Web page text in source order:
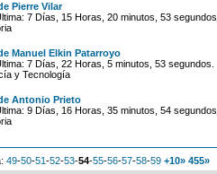
Pierre Vilar
7 Días, 15 Horas, 20 minutos, 53 segundos.
Manuel Elkin Patarroyo
7 Días, 22 Horas, 5 minutos, 53 segundos.
y Tecnología
Antonio Prieto
9 Días, 16 Horas, 35 minutos, 54 segundos.
49-50-51-52-53-54-55-56-57-58-59 +10» 455»